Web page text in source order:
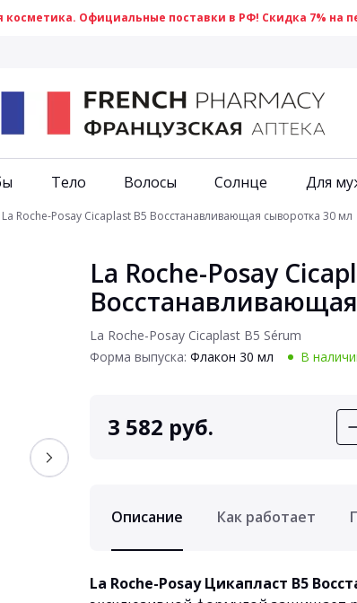
Официальные поставки в РФ! Скидка 7% на
Тело Волосы Солнце Для
La Roche-Posay Cicaplast B5 Восстанавливающая сыворотка 30 мл
La Roche-Posay
La Roche-Posay Cicaplast B5 Sérum
Форма выпуска: Флакон 30 мл В
3 582 руб.
Описание Как работает
La Roche-Posay Цикапласт B5